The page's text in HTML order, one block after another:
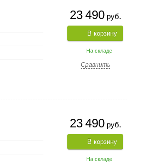
23 490руб.
В корзину
На складе
Сравнить
23 490руб.
В корзину
На складе